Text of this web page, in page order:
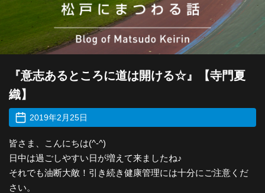
『意志あるところに道は開ける☆』【寺門夏
織】
2019年2月25日
皆さま、こんにちは(^-^)
日中は過ごしやすい日が増えて来ましたね♪
それでも油断大敵！引き続き健康管理には十分にご注意くだ
さい。